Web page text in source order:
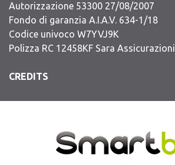
Autorizzazione 53300 27/08/2007
Fondo di garanzia A.I.A.V. 634-1/18
Codice univoco W7YVJ9K
Polizza RC 12458KF Sara Assicurazioni
CREDITS